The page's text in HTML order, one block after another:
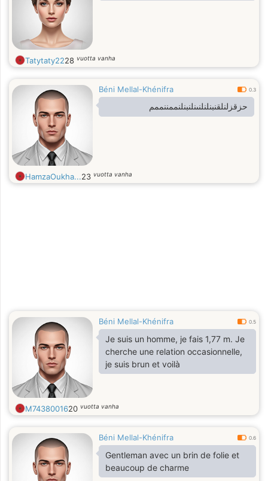
Tatytaty2228 vuotta vanha
Béni Mellal-Khénifra 0.3
حزقزلنلقنبنلنلنىنلنبنلنممننممم
HamzaOukha...23 vuotta vanha
Béni Mellal-Khénifra 0.5
Je suis un homme, je fais 1,77 m. Je
cherche une relation occasionnelle,
je suis brun et voilà
M7438001620 vuotta vanha
Béni Mellal-Khénifra 0.6
Gentleman avec un brin de folie et
beaucoup de charme